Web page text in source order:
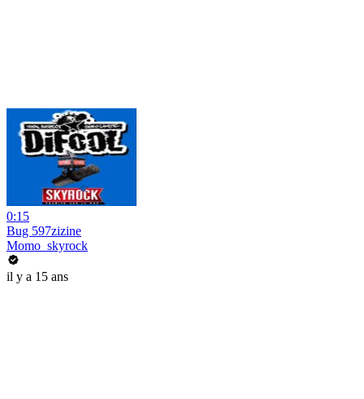
0:15
Bug 597zizine
Momo_skyrock
il y a 15 ans